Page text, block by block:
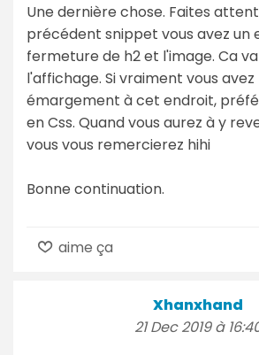
Une dernière chose. Faites
précédent snippet vous avez un
fermeture de h2 et l'image. Ca
l'affichage. Si vraiment vous
émargement à cet endroit,
en Css. Quand vous aurez à y
vous vous remercierez hihi
Bonne continuation.
aime ça
Xhanxhand
21 Dec 2019 à